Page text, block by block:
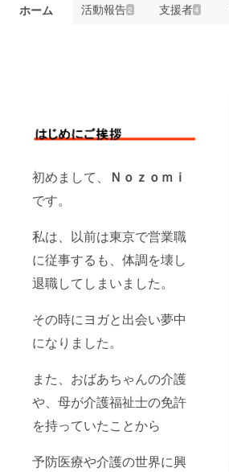
ホーム 活動報告2 支援者4
初めまして、
Ｎｏｚｏｍｉ
です。
私は、以前は東京で営業職
に従事するも、体調を壊し
退職してしまいました。
その時にヨガと出会い夢中
になりました。
また、おばあちゃんの介護
や、母が介護福祉士の免許
を持っていたことから
予防医療や介護の世界に興